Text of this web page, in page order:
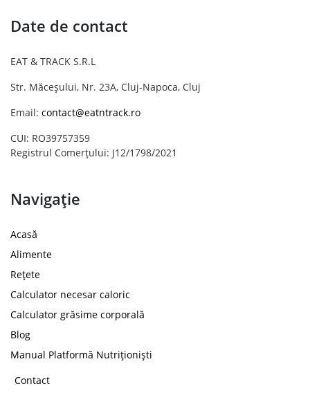
Date de contact
EAT & TRACK S.R.L
Str. Măceșului, Nr. 23A, Cluj-Napoca, Cluj
Email: contact@eatntrack.ro
CUI: RO39757359
Registrul Comerțului: J12/1798/2021
Navigație
Acasă
Alimente
Rețete
Calculator necesar caloric
Calculator grăsime corporală
Blog
Manual Platformă Nutriționiști
Contact